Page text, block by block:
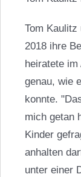
Tom Kaulitz
2018 ihre
heiratete
genau, wie
konnte.
mich getan
Kinder
anhalten
unter einer